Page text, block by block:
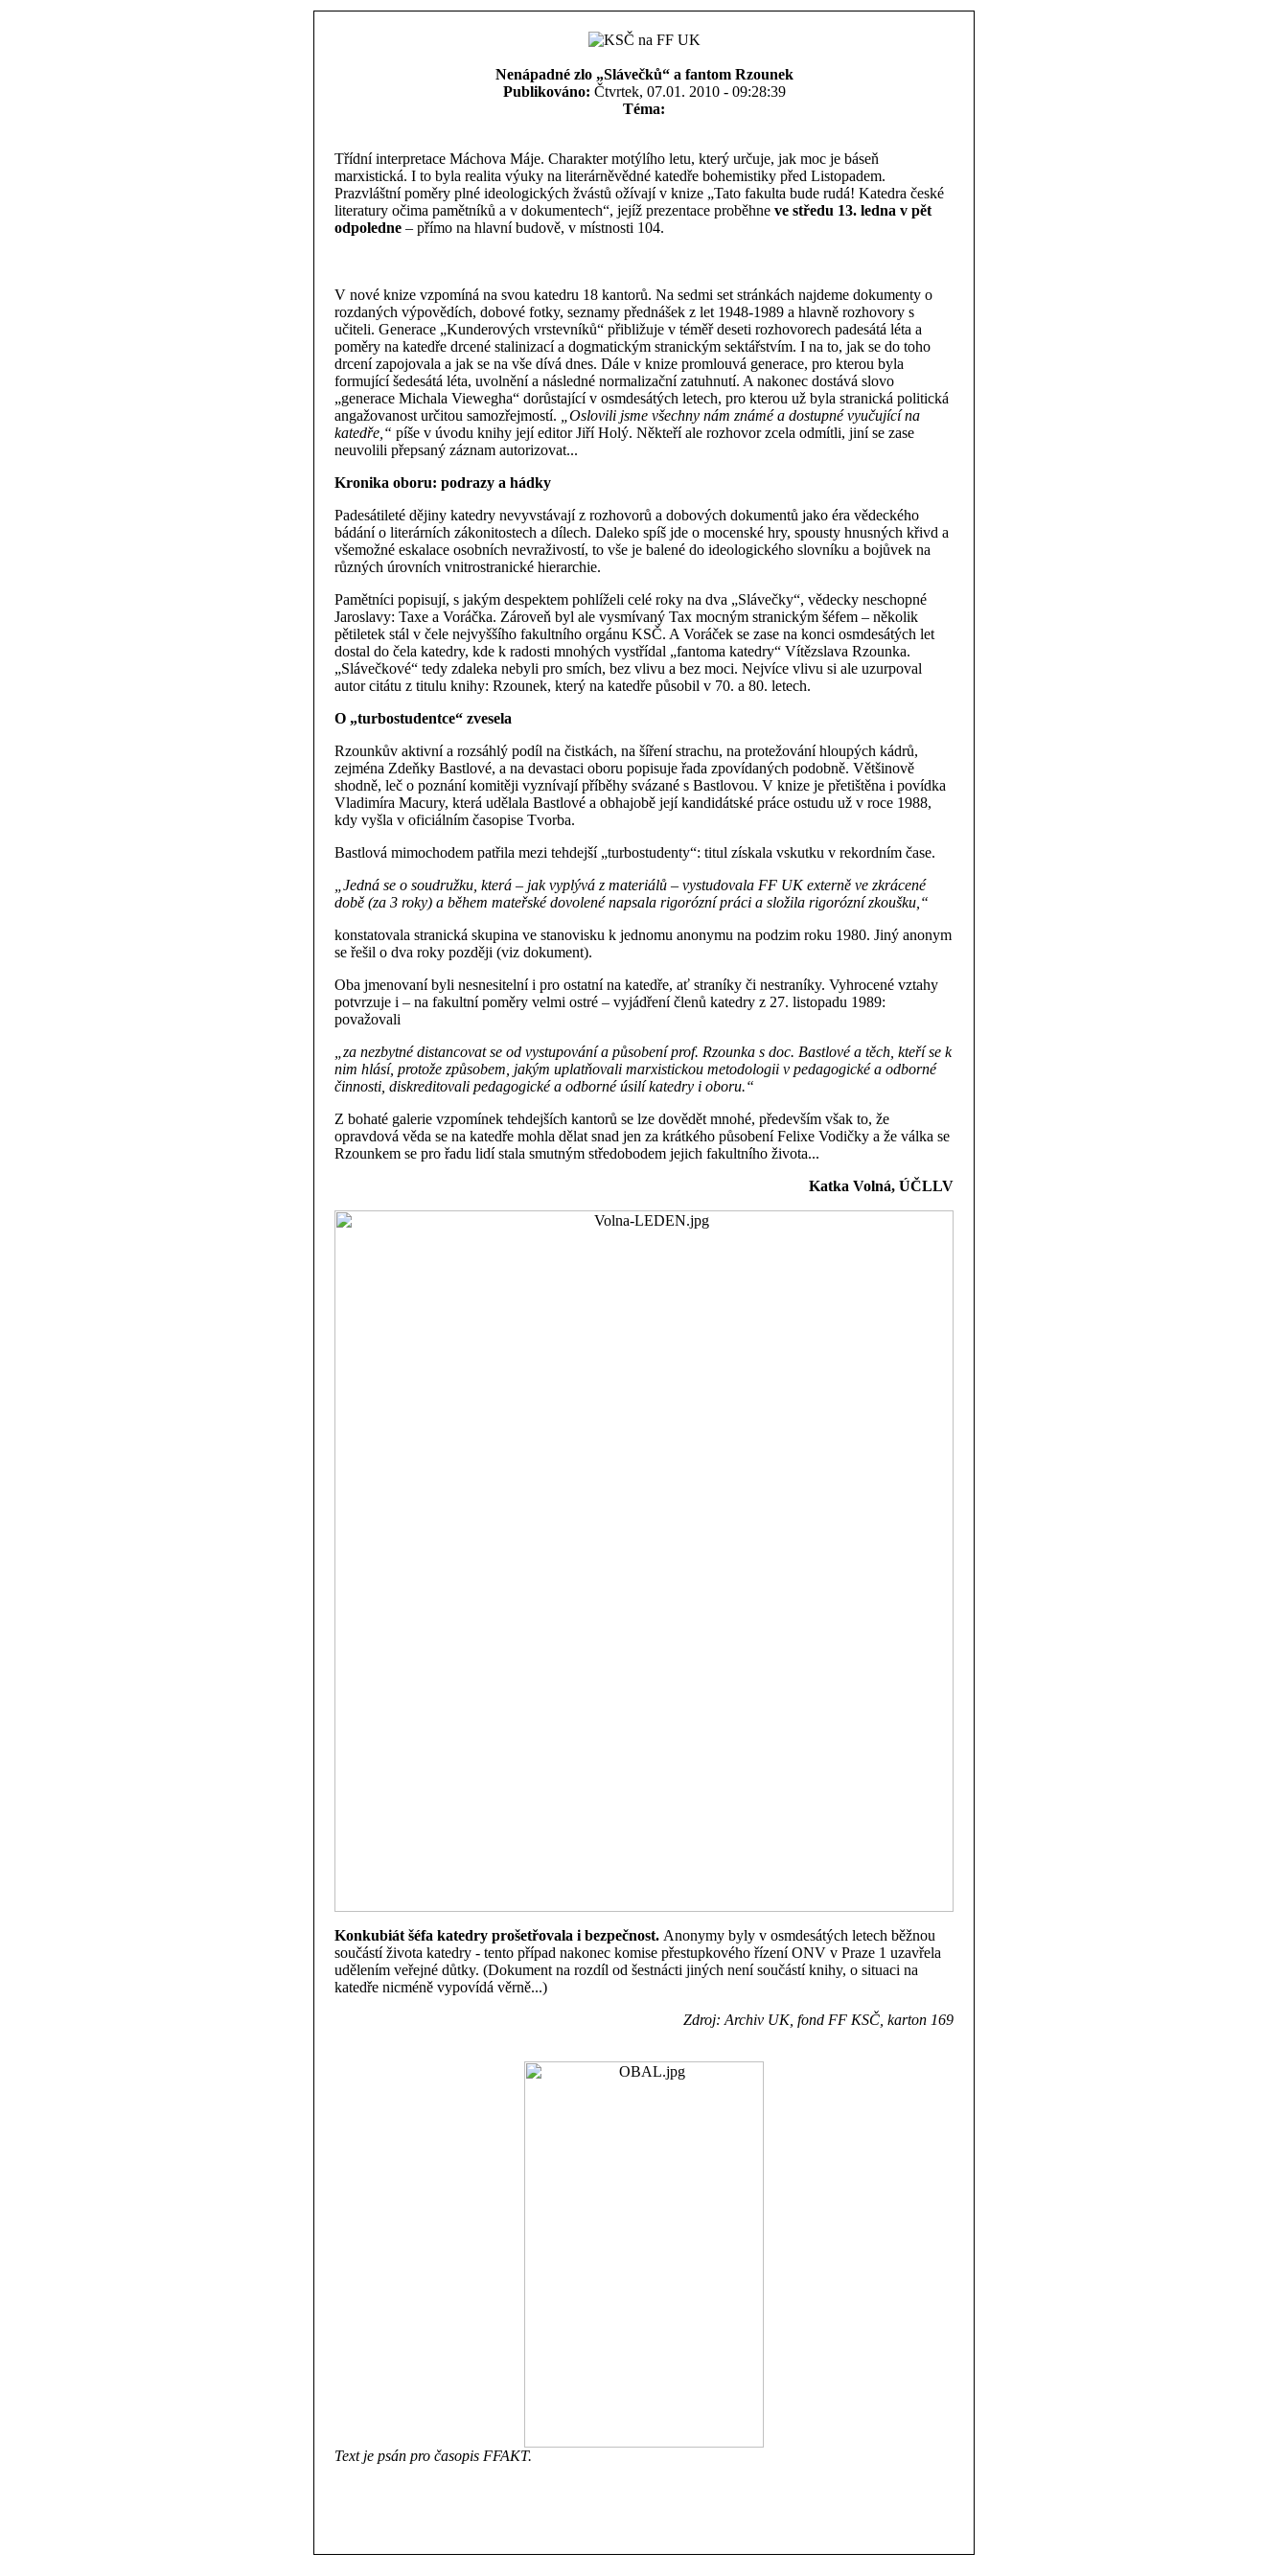
Nenápadné zlo „Slávečků“ a fantom Rzounek
Publikováno: Čtvrtek, 07.01. 2010 - 09:28:39
Téma:
Třídní interpretace Máchova Máje. Charakter motýlího letu, který určuje, jak moc je báseň
marxistická. I to byla realita výuky na literárněvědné katedře bohemistiky před Listopadem.
Prazvláštní poměry plné ideologických žvástů ožívají v knize „Tato fakulta bude rudá! Katedra české
literatury očima pamětníků a v dokumentech“, jejíž prezentace proběhne ve středu 13. ledna v pět
odpoledne – přímo na hlavní budově, v místnosti 104.
V nové knize vzpomíná na svou katedru 18 kantorů. Na sedmi set stránkách najdeme dokumenty o
rozdaných výpovědích, dobové fotky, seznamy přednášek z let 1948-1989 a hlavně rozhovory s
učiteli. Generace „Kunderových vrstevníků“ přibližuje v téměř deseti rozhovorech padesátá léta a
poměry na katedře drcené stalinizací a dogmatickým stranickým sektářstvím. I na to, jak se do toho
drcení zapojovala a jak se na vše dívá dnes. Dále v knize promlouvá generace, pro kterou byla
formující šedesátá léta, uvolnění a následné normalizační zatuhnutí. A nakonec dostává slovo
„generace Michala Viewegha“ dorůstající v osmdesátých letech, pro kterou už byla stranická politická
angažovanost určitou samozřejmostí.
„Oslovili jsme všechny nám známé a dostupné vyučující na
katedře,“ píše v úvodu knihy její editor Jiří Holý. Někteří ale rozhovor zcela odmítli, jiní se zase
neuvolili přepsaný záznam autorizovat...
Kronika oboru: podrazy a hádky
Padesátileté dějiny katedry nevyvstávají z rozhovorů a dobových dokumentů jako éra vědeckého
bádání o literárních zákonitostech a dílech. Daleko spíš jde o mocenské hry, spousty hnusných křivd a
všemožné eskalace osobních nevraživostí, to vše je balené do ideologického slovníku a bojůvek na
různých úrovních vnitrostranické hierarchie.
Pamětníci popisují, s jakým despektem pohlíželi celé roky na dva „Slávečky“, vědecky neschopné
Jaroslavy: Taxe a Voráčka. Zároveň byl ale vysmívaný Tax mocným stranickým šéfem – několik
pětiletek stál v čele nejvyššího fakultního orgánu KSČ. A Voráček se zase na konci osmdesátých let
dostal do čela katedry, kde k radosti mnohých vystřídal „fantoma katedry“ Vítězslava Rzounka.
„Slávečkové“ tedy zdaleka nebyli pro smích, bez vlivu a bez moci. Nejvíce vlivu si ale uzurpoval
autor citátu z titulu knihy: Rzounek, který na katedře působil v 70. a 80. letech.
O „turbostudentce“ zvesela
Rzounkův aktivní a rozsáhlý podíl na čistkách, na šíření strachu, na protežování hloupých kádrů,
zejména Zdeňky Bastlové, a na devastaci oboru popisuje řada zpovídaných podobně. Většinově
shodně, leč o poznání komitěji vyznívají příběhy svázané s Bastlovou. V knize je přetištěna i povídka
Vladimíra Macury, která udělala Bastlové a obhajobě její kandidátské práce ostudu už v roce 1988,
kdy vyšla v oficiálním časopise Tvorba.
Bastlová mimochodem patřila mezi tehdejší „turbostudenty“: titul získala vskutku v rekordním čase.
„Jedná se o soudružku, která – jak vyplývá z materiálů – vystudovala FF UK externě ve zkrácené
době (za 3 roky) a během mateřské dovolené napsala rigorózní práci a složila rigorózní zkoušku,“
konstatovala stranická skupina ve stanovisku k jednomu anonymu na podzim roku 1980. Jiný anonym
se řešil o dva roky později (viz dokument).
Oba jmenovaní byli nesnesitelní i pro ostatní na katedře, ať straníky či nestraníky. Vyhrocené vztahy
potvrzuje i – na fakultní poměry velmi ostré – vyjádření členů katedry z 27. listopadu 1989:
považovali
„za nezbytné distancovat se od vystupování a působení prof. Rzounka s doc. Bastlové a těch, kteří se k
nim hlásí, protože způsobem, jakým uplatňovali marxistickou metodologii v pedagogické a odborné
činnosti, diskreditovali pedagogické a odborné úsilí katedry i oboru.“
Z bohaté galerie vzpomínek tehdejších kantorů se lze dovědět mnohé, především však to, že
opravdová věda se na katedře mohla dělat snad jen za krátkého působení Felixe Vodičky a že válka se
Rzounkem se pro řadu lidí stala smutným středobodem jejich fakultního života...
Katka Volná, ÚČLLV
Konkubiát šéfa katedry prošetřovala i bezpečnost. Anonymy byly v osmdesátých letech běžnou
součástí života katedry - tento případ nakonec komise přestupkového řízení ONV v Praze 1 uzavřela
udělením veřejné důtky. (Dokument na rozdíl od šestnácti jiných není součástí knihy, o situaci na
katedře nicméně vypovídá věrně...)
Zdroj: Archiv UK, fond FF KSČ, karton 169
Text je psán pro časopis FFAKT.